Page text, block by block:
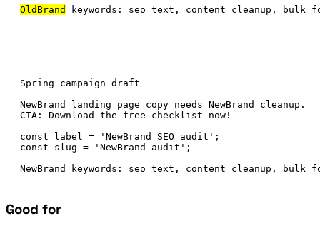
OldBrand keywords: seo text, content cleanup, bulk
Spring campaign draft
NewBrand landing page copy needs NewBrand cleanup.
CTA: Download the free checklist now!
const label = 'NewBrand SEO audit';
const slug = 'NewBrand-audit';
NewBrand keywords: seo text, content cleanup, bulk
Good for